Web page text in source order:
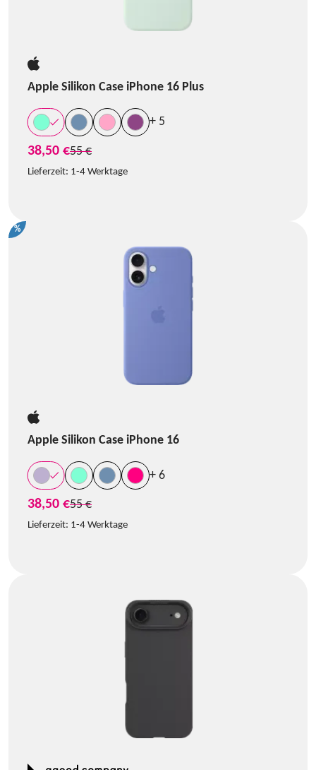
Apple Silikon Case iPhone 16 Plus
+ 5
38,50 €statt
55 €
Lieferzeit: 1-4 Werktage
%
Apple Silikon Case iPhone 16
+ 6
38,50 €statt
55 €
Lieferzeit: 1-4 Werktage